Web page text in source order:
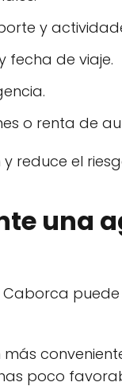
y
fecha de viaje.
o renta de
reduce el
una
poco